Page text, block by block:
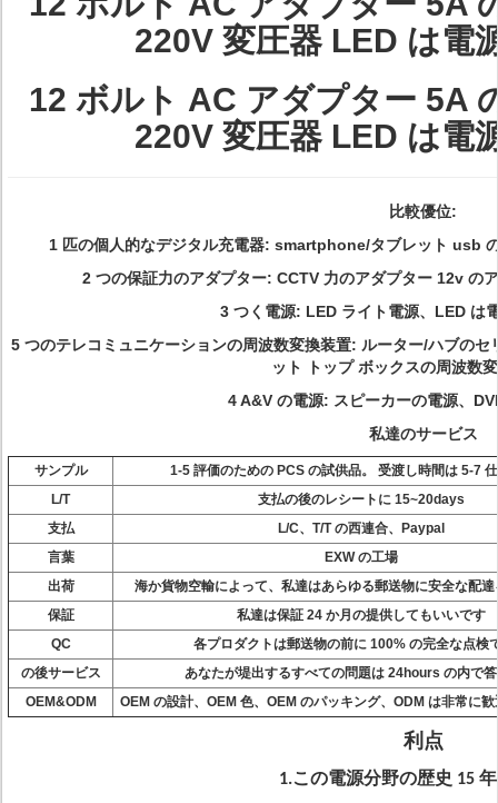
220V 変圧器 LED は電
12 ボルト AC アダプター 5A
220V 変圧器 LED は電
比較優位:
1 匹の個人的なデジタル充電器: smartphone/タブレット usb
2 つの保証力のアダプター: CCTV 力のアダプター 12v の
3 つく電源: LED ライト電源、LED は
5 つのテレコミュニケーションの周波数変換装置: ルーター/ハブの
ット トップ ボックスの周波数
4 A&V の電源: スピーカーの電源、
私達のサービス
サンプル 1-5 評価のための PCS の試供品。 受渡し時間は 5-7
L/T
支払の後のレシートに 15~20days
支払
L/C、T/T の西連合、Paypal
言葉
EXW の工場
出荷
海か貨物空輸によって、私達はあらゆる郵送物に安全な配
保証
私達は保証 24 か月の提供してもいいです
QC
各プロダクトは郵送物の前に 100% の完全な点検
の後サービス
あなたが堤出するすべての問題は 24hours の内で
OEM&ODM
OEM の設計、OEM 色、OEM のパッキング、ODM は非常に
利点
1.この電源分野の歴史 15